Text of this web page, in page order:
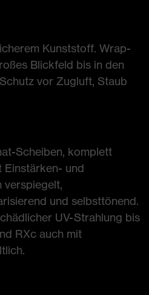
Kunststoff. Wrap-
Blickfeld bis in den
vor Zugluft, Staub
Scheiben, komplett
Einstärken- und
verspiegelt,
und selbst­tönend.
UV-Strahlung bis
RXc auch mit